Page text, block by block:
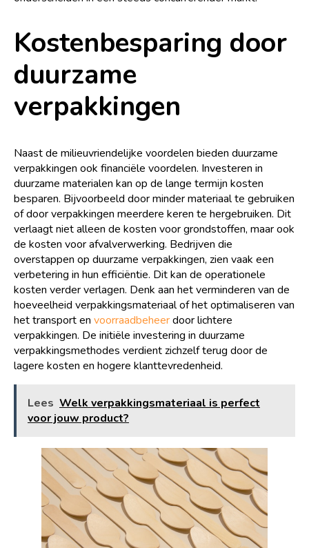
Kostenbesparing door
duurzame
verpakkingen
Naast de milieuvriendelijke voordelen bieden duurzame
verpakkingen ook financiële voordelen. Investeren in
duurzame materialen kan op de lange termijn kosten
besparen. Bijvoorbeeld door minder materiaal te gebruiken
of door verpakkingen meerdere keren te hergebruiken. Dit
verlaagt niet alleen de kosten voor grondstoffen, maar ook
de kosten voor afvalverwerking. Bedrijven die
overstappen op duurzame verpakkingen, zien vaak een
verbetering in hun efficiëntie. Dit kan de operationele
kosten verder verlagen. Denk aan het verminderen van de
hoeveelheid verpakkingsmateriaal of het optimaliseren van
het transport en voorraadbeheerdoor lichtere
verpakkingen. De initiële investering in duurzame
verpakkingsmethodes verdient zichzelf terug door de
lagere kosten en hogere klanttevredenheid.
Lees Welk verpakkingsmateriaal is perfect
voor jouw product?